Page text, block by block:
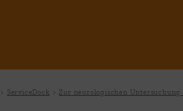
ServiceDock Zur neurologischen Untersuchung